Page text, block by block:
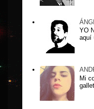
YO
aquí
Mi